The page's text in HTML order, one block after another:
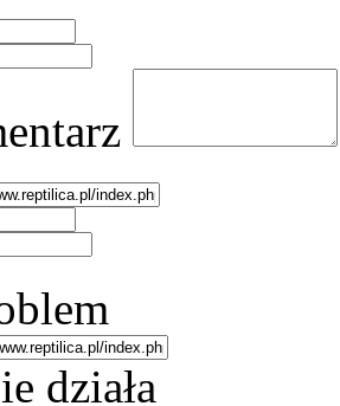
działa